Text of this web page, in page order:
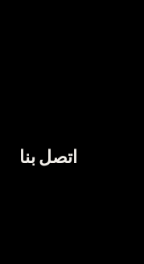
اتصل بنا